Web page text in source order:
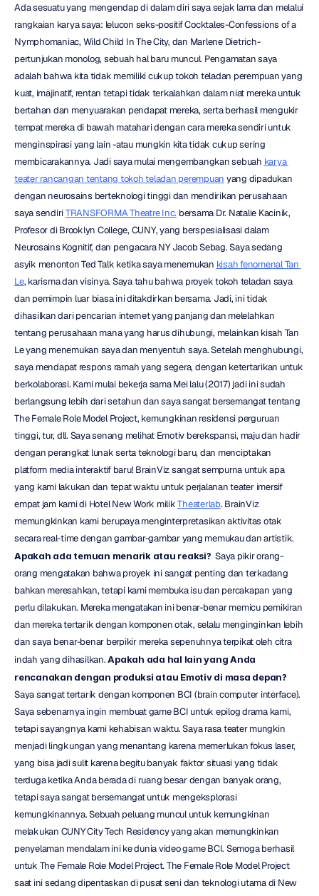
Ada sesuatu yang mengendap di dalam diri saya sejak lama dan melalui
rangkaian karya saya: lelucon seks-positif Cocktales-Confessions of a
Nymphomaniac, Wild Child In The City, dan Marlene Dietrich-
pertunjukan monolog, sebuah hal baru muncul. Pengamatan saya
adalah bahwa kita tidak memiliki cukup tokoh teladan perempuan yang
kuat, imajinatif, rentan tetapi tidak terkalahkan dalam niat mereka untuk
bertahan dan menyuarakan pendapat mereka, serta berhasil mengukir
tempat mereka di bawah matahari dengan cara mereka sendiri untuk
menginspirasi yang lain -atau mungkin kita tidak cukup sering
membicarakannya. Jadi saya mulai mengembangkan sebuah karya
teater rancangan tentang tokoh teladan perempuan yang dipadukan
dengan neurosains berteknologi tinggi dan mendirikan perusahaan
saya sendiri TRANSFORMA Theatre Inc. bersama Dr. Natalie Kacinik,
Profesor di Brooklyn College, CUNY, yang berspesialisasi dalam
Neurosains Kognitif, dan pengacara NY Jacob Sebag. Saya sedang
asyik menonton Ted Talk ketika saya menemukan kisah fenomenal Tan
Le, karisma dan visinya. Saya tahu bahwa proyek tokoh teladan saya
dan pemimpin luar biasa ini ditakdirkan bersama. Jadi, ini tidak
dihasilkan dari pencarian internet yang panjang dan melelahkan
tentang perusahaan mana yang harus dihubungi, melainkan kisah Tan
Le yang menemukan saya dan menyentuh saya. Setelah menghubungi,
saya mendapat respons ramah yang segera, dengan ketertarikan untuk
berkolaborasi. Kami mulai bekerja sama Mei lalu (2017) jadi ini sudah
berlangsung lebih dari setahun dan saya sangat bersemangat tentang
The Female Role Model Project, kemungkinan residensi perguruan
tinggi, tur, dll. Saya senang melihat Emotiv berekspansi, maju dan hadir
dengan perangkat lunak serta teknologi baru, dan menciptakan
platform media interaktif baru! BrainViz sangat sempurna untuk apa
yang kami lakukan dan tepat waktu untuk perjalanan teater imersif
empat jam kami di Hotel New Work milik Theaterlab. BrainViz
memungkinkan kami berupaya menginterpretasikan aktivitas otak
Apakah ada temuan menarik atau reaksi? Saya pikir orang-
orang mengatakan bahwa proyek ini sangat penting dan terkadang
bahkan meresahkan, tetapi kami membuka isu dan percakapan yang
perlu dilakukan. Mereka mengatakan ini benar-benar memicu pemikiran
dan mereka tertarik dengan komponen otak, selalu menginginkan lebih
dan saya benar-benar berpikir mereka sepenuhnya terpikat oleh citra
indah yang dihasilkan. Apakah ada hal lain yang Anda
rencanakan dengan produksi atau Emotiv di masa depan?
Saya sangat tertarik dengan komponen BCI (brain computer interface).
Saya sebenarnya ingin membuat game BCI untuk epilog drama kami,
tetapi sayangnya kami kehabisan waktu. Saya rasa teater mungkin
menjadi lingkungan yang menantang karena memerlukan fokus laser,
yang bisa jadi sulit karena begitu banyak faktor situasi yang tidak
terduga ketika Anda berada di ruang besar dengan banyak orang,
tetapi saya sangat bersemangat untuk mengeksplorasi
kemungkinannya. Sebuah peluang muncul untuk kemungkinan
melakukan CUNY City Tech Residency yang akan memungkinkan
penyelaman mendalam ini ke dunia video game BCI. Semoga berhasil
untuk The Female Role Model Project. The Female Role Model Project
saat ini sedang dipentaskan di pusat seni dan teknologi utama di New